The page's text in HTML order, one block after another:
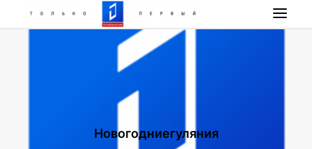
РАДИО РЕСПУБЛИКАНовогодниегуляния